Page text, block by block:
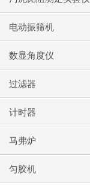
电动振筛机
数显角度仪
过滤器
计时器
马弗炉
匀胶机